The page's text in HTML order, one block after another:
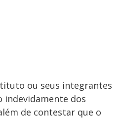
ou seus integrantes
indevidamente dos
de contestar que o